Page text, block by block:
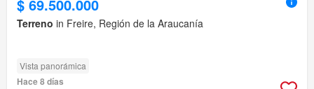
$ 69.500.000
Terreno in Freire, Región de la Araucanía
Vista panorámica
Hace 8 días